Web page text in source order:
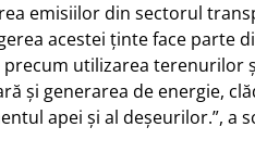
emisiilor din sectorul
acestei ținte face parte
utilizarea terenurilor
și generarea de energie,
apei și al deșeurilor.”, a